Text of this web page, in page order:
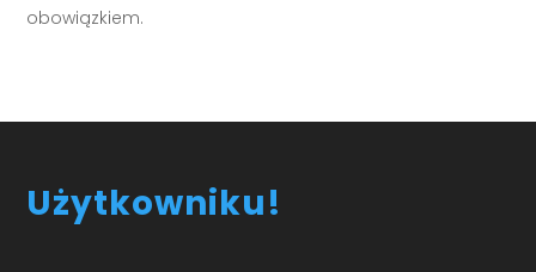
obowiązkiem.
Użytkowniku!